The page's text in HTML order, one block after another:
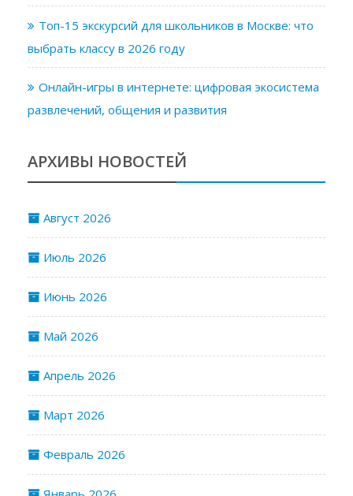
Топ-15 экскурсий для школьников в Москве: что
выбрать классу в 2026 году
Онлайн-игры в интернете: цифровая экосистема
развлечений, общения и развития
АРХИВЫ НОВОСТЕЙ
Август 2026
Июль 2026
Июнь 2026
Май 2026
Апрель 2026
Март 2026
Февраль 2026